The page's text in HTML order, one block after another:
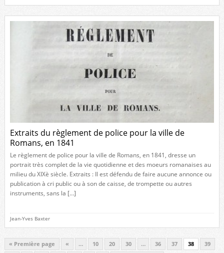
Extraits du règlement de police pour la ville de
Romans, en 1841
Le règlement de police pour la ville de Romans, en 1841, dresse un
portrait très complet de la vie quotidienne et des moeurs romanaises au
milieu du XIXè siècle. Extraits : Il est défendu de faire aucune annonce ou
publication à cri public ou à son de caisse, de trompette ou autres
instruments, sans la […]
Jean-Yves Baxter
« Première page « … 10 20 30 … 36 37 38
39